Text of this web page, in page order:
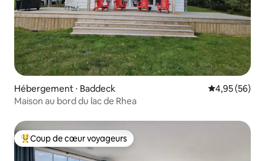
Hébergement ⋅ Baddeck Évaluation
4,95 (56)
Maison au bord du lac de Rhea
Coups de cœur voyageurs les plus appréciés
Coup de cœur voyageurs